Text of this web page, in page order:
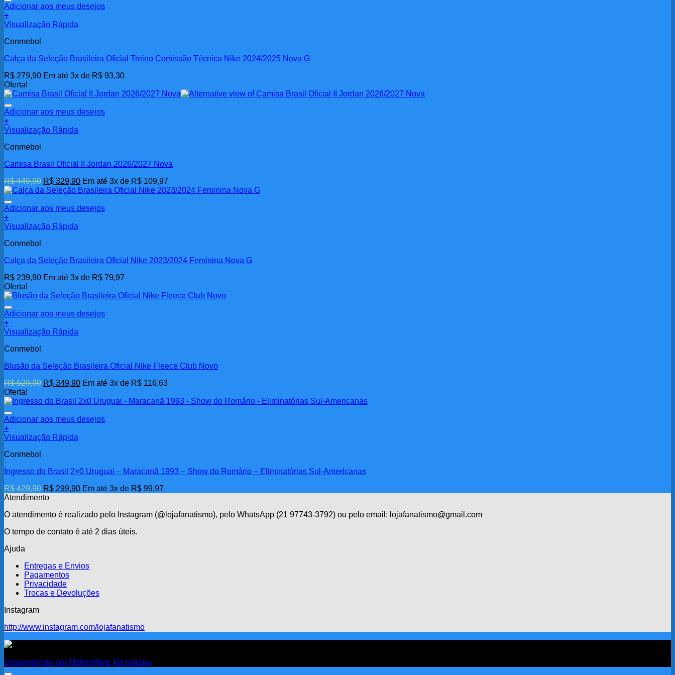
Adicionar aos meus desejos
+
Visualização Rápida
Conmebol
Calça da Seleção Brasileira Oficial Treino Comissão Técnica Nike 2024/2025 Nova G
R$ 279,90 Em até 3x de R$ 93,30
Oferta!
Adicionar aos meus desejos
+
Este
tem
variantes.
opções
podem
ser
escolhidas
na
página
produto
Visualização Rápida
Conmebol
Camisa Brasil Oficial II Jordan 2026/2027 Nova
R$449,90 O
preço
era:
R$ 329,90O
preço
é:
Em até 3x de R$ 109,97
Adicionar aos meus desejos
+
Visualização Rápida
Conmebol
Calça da Seleção Brasileira Oficial Nike 2023/2024 Feminina Nova G
R$ 239,90 Em até 3x de R$ 79,97
Oferta!
Adicionar aos meus desejos
+
Este
tem
variantes.
opções
podem
ser
escolhidas
na
página
do
Visualização Rápida
Conmebol
Blusão da Seleção Brasileira Oficial Nike Fleece Club Novo
R$529,90 O
original
R$ 529,90.
R$ 349,90O
atual
R$ 349,90.
Em até 3x de R$ 116,63
Oferta!
Adicionar aos meus desejos
+
Visualização Rápida
Conmebol
Ingresso do Brasil 2×0 Uruguai – Maracanã 1993 – Show do Romário – Eliminatórias Sul-Americanas
R$429,90 O
preço
era:
R$ 299,90O
é:
Em até 3x de R$ 99,97
Atendimento
O atendimento é realizado pelo Instagram (@lojafanatismo), pelo WhatsApp (21 97743-3792) ou pelo email: lojafanatismo@gmail.com
O tempo de contato é até 2 dias úteis.
Ajuda
Entregas e Envios
Pagamentos
Privacidade
Trocas e Devoluções
Instagram
http://www.instagram.com/lojafanatismo
Desenvolvido por MelhorWeb Tecnologia